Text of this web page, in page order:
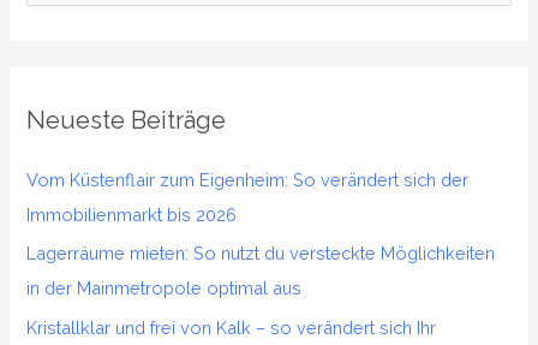
e
c
h
:
Neueste Beiträge
Vom Küstenflair zum Eigenheim: So verändert sich der
Immobilienmarkt bis 2026
Lagerräume mieten: So nutzt du versteckte Möglichkeiten
in der Mainmetropole optimal aus
Kristallklar und frei von Kalk – so verändert sich Ihr